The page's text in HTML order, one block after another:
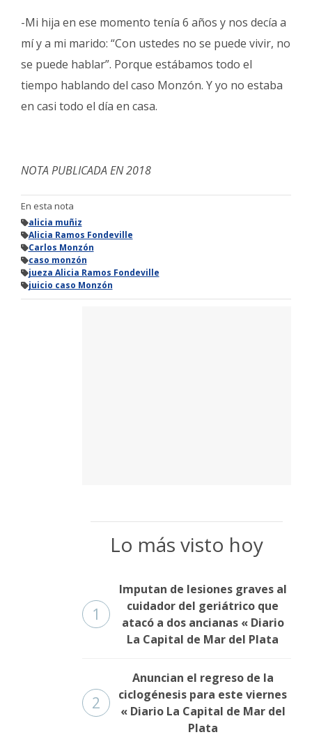
-Mi hija en ese momento tenía 6 años y nos decía a
mí y a mi marido: “Con ustedes no se puede vivir, no
se puede hablar”. Porque estábamos todo el
tiempo hablando del caso Monzón. Y yo no estaba
en casi todo el día en casa.
NOTA PUBLICADA EN 2018
En esta nota
alicia muñiz
Alicia Ramos Fondeville
Carlos Monzón
caso monzón
jueza Alicia Ramos Fondeville
juicio caso Monzón
Lo más visto hoy
1
Imputan de lesiones graves al
cuidador del geriátrico que
atacó a dos ancianas « Diario
La Capital de Mar del Plata
2
Anuncian el regreso de la
ciclogénesis para este viernes
« Diario La Capital de Mar del
Plata